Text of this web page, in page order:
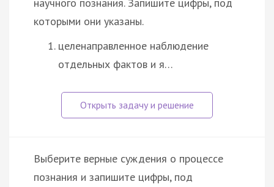
которыми они указаны.
целенаправленное наблюдение
отдельных фактов и я…
Выберите верные суждения о процессе
познания и запишите цифры, под